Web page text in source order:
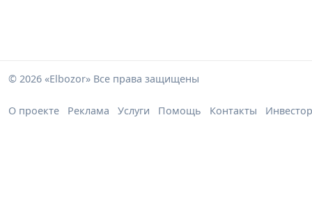
© 2026 «Elbozor» Все права защищены
О проекте Реклама Услуги Помощь Контакты